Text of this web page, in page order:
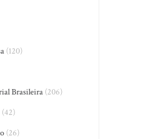
(120)
Brasileira (206)
(42)
(26)